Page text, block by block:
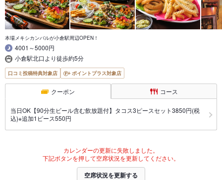
本場メキシカンバルが小倉駅周辺OPEN！
4001～5000円
小倉駅北口より徒歩約5分
口コミ投稿特典対象店 ポイントプラス対象店
クーポン コース
当日OK【90分生ビール含む飲放題付】タコス3ピースセット3850円(税
込)※追加1ピース550円
カレンダーの更新に失敗しました。
下記ボタンを押して空席状況を更新してください。
空席状況を更新する